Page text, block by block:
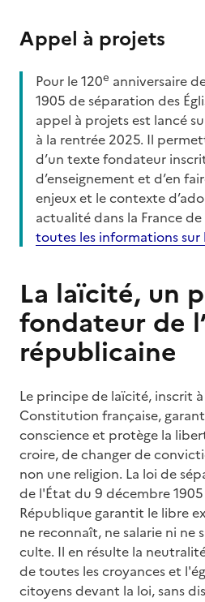
Appel à projets
Pour le 120e anniversaire
1905 de séparation des
appel à projets est lancé
à la rentrée 2025. Il
d’un texte fondateur
d’enseignement et d’en
enjeux et le contexte
actualité dans la France de
toutes les informations sur
La laïcité, un
fondateur de
républicaine
Le principe de laïcité, inscrit
Constitution française,
conscience et protège la
croire, de changer de
non une religion. La loi de
de l'État du 9 décembre
République garantit le libre
ne reconnaît, ne salarie ni ne
culte. Il en résulte la
de toutes les croyances et
citoyens devant la loi, sans